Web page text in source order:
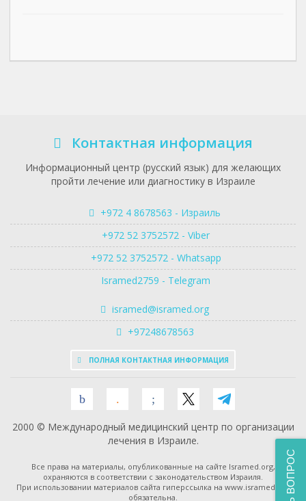
Контактная информация
Информационный центр (русский язык) для желающих
пройти лечение или диагностику в Израиле
+972 4 8678563 - Израиль
+972 52 3752572 - Viber
+972 52 3752572 - Whatsapp
Isramed2759 - Telegram
isramed@isramed.org
+97248678563
ПОЛНАЯ КОНТАКТНАЯ ИНФОРМАЦИЯ
2000 © Международный медицинский центр по организации
лечения в Израиле.
Все права на материалы, опубликованные на сайте Isramed.org,
охраняются в соответствии с законодательством Израиля.
При использовании материалов сайта гиперссылка на www.isramed.org
обязательна.